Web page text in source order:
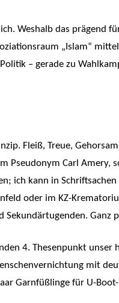
Weshalb das prägend
„Islam“
– gerade zu
Fleiß, Treue,
Pseudonym Carl Amery,
ich kann in
oder im KZ-
Ganz
4. Thesenpunkt
mit
Garnfüßlinge für U-